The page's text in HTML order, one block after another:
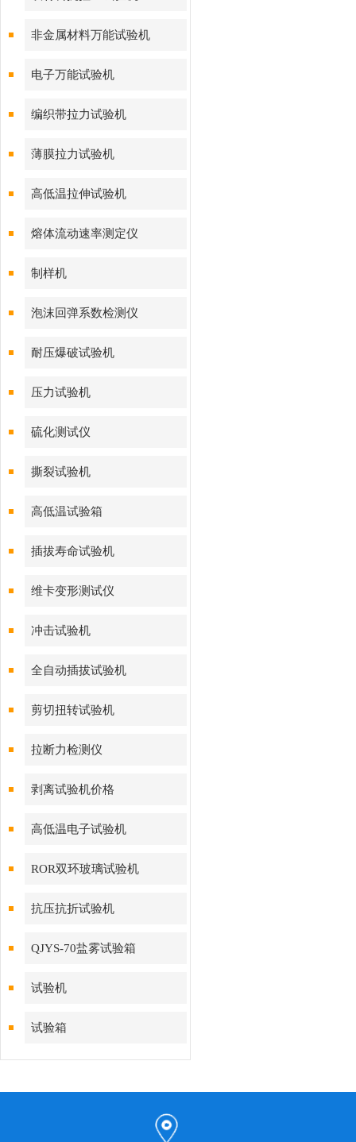
非金属材料万能试验机
电子万能试验机
编织带拉力试验机
薄膜拉力试验机
高低温拉伸试验机
熔体流动速率测定仪
制样机
泡沫回弹系数检测仪
耐压爆破试验机
压力试验机
硫化测试仪
撕裂试验机
高低温试验箱
插拔寿命试验机
维卡变形测试仪
冲击试验机
全自动插拔试验机
剪切扭转试验机
拉断力检测仪
剥离试验机价格
高低温电子试验机
ROR双环玻璃试验机
抗压抗折试验机
QJYS-70盐雾试验箱
试验机
试验箱